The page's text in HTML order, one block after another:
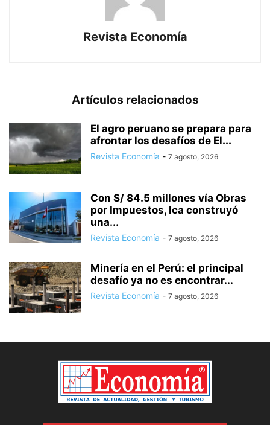
Revista Economía
Artículos relacionados
El agro peruano se prepara para
afrontar los desafíos de El...
Revista Economía - 7 agosto, 2026
Con S/ 84.5 millones vía Obras
por Impuestos, Ica construyó
una...
Revista Economía - 7 agosto, 2026
Minería en el Perú: el principal
desafío ya no es encontrar...
Revista Economía - 7 agosto, 2026